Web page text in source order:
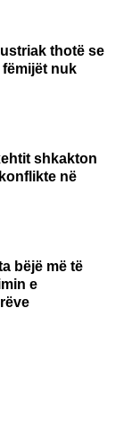
thotë se
nuk
shkakton
në
bëjë më të
e